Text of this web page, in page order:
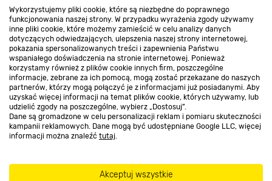
Wykorzystujemy pliki cookie, które są niezbędne do poprawnego
funkcjonowania naszej strony. W przypadku wyrażenia zgody używamy
inne pliki cookie, które możemy zamieścić w celu analizy danych
dotyczących odwiedzających, ulepszenia naszej strony internetowej,
pokazania spersonalizowanych treści i zapewnienia Państwu
wspaniałego doświadczenia na stronie internetowej. Ponieważ
korzystamy również z plików cookie innych firm, poszczególne
informacje, zebrane za ich pomocą, mogą zostać przekazane do naszych
partnerów, którzy mogą połączyć je z informacjami już posiadanymi. Aby
uzyskać więcej informacji na temat plików cookie, których używamy, lub
udzielić zgody na poszczególne, wybierz „Dostosuj”.
Dane są gromadzone w celu personalizacji reklam i pomiaru skuteczności
kampanii reklamowych. Dane mogą być udostępniane Google LLC, więcej
informacji można znaleźć tutaj.
Akceptuj wszystkie
Promocje
Nasze sklepy
O nas
Kontakt do sklepu